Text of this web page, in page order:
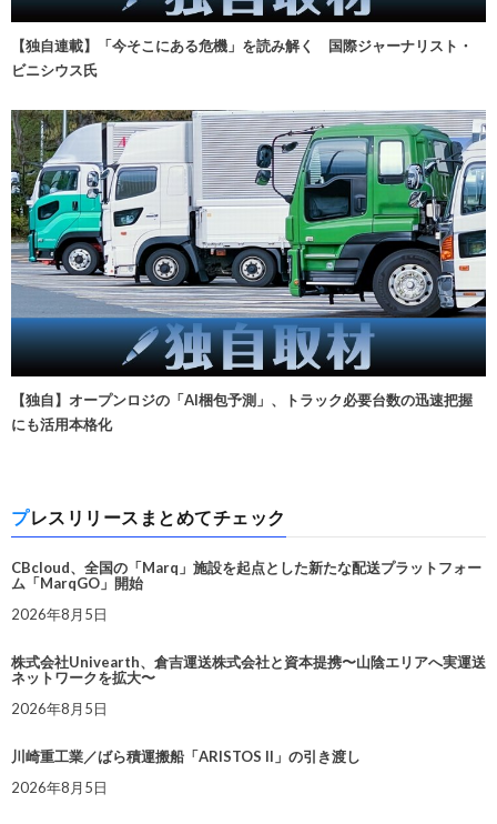
【独自連載】「今そこにある危機」を読み解く 国際ジャーナリスト・
ビニシウス氏
【独自】オープンロジの「AI梱包予測」、トラック必要台数の迅速把握
にも活用本格化
プレスリリースまとめてチェック
CBcloud、全国の「Marq」施設を起点とした新たな配送プラットフォー
ム「MarqGO」開始
2026年8月5日
株式会社Univearth、倉吉運送株式会社と資本提携〜山陰エリアへ実運送
ネットワークを拡大〜
2026年8月5日
川崎重工業／ばら積運搬船「ARISTOS II」の引き渡し
2026年8月5日